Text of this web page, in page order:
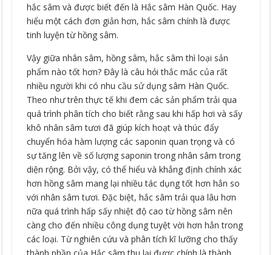
hắc sâm và được biết đến là Hắc sâm Hàn Quốc. Hay
hiểu một cách đơn giản hơn, hắc sâm chính là được
tinh luyện từ hồng sâm.
Vậy giữa nhân sâm, hồng sâm, hắc sâm thì loại sản
phẩm nào tốt hơn? Đây là câu hỏi thắc mắc của rất
nhiều người khi có nhu cầu sử dụng sâm Hàn Quốc.
Theo như trên thực tế khi đem các sản phẩm trải qua
quá trình phân tích cho biết rằng sau khi hấp hơi và sấy
khô nhân sâm tươi đã giúp kích hoạt và thúc đẩy
chuyển hóa hàm lượng các saponin quan trọng và có
sự tăng lên về số lượng saponin trong nhân sâm trong
diện rộng. Bởi vậy, có thể hiểu và khẳng định chính xác
hơn hồng sâm mang lại nhiều tác dụng tốt hơn hẳn so
với nhân sâm tươi. Đặc biệt, hắc sâm trải qua lâu hơn
nữa quá trình hấp sấy nhiệt độ cao từ hồng sâm nên
càng cho đến nhiều công dụng tuyệt vời hơn hẳn trong
các loại. Từ nghiên cứu và phân tích kĩ lưỡng cho thấy